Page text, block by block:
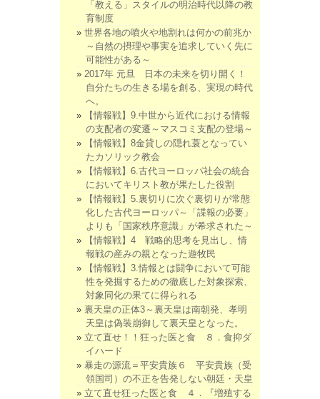
「教える」スタイルの明治時代以降の教
育制度
世界各地の噴火や地割れは何かの前兆か
～自然の摂理や事実を追求していく先に
可能性がある～
2017年 元旦 日本の未来を切り開く！
自分たちの生きる場を創る、実現の時代
へ。
【情報戦】9.中世から近代における情報
の支配者の変遷～マスコミ支配の登場～
【情報戦】8金貸しの隠れ蓑となってい
たカソリック教会
【情報戦】6.古代ヨーロッパ社会の統合
においてキリスト教が果たした役割
【情報戦】5.裏切りに次ぐ裏切りが常態
化した古代ヨーロッパ～「諜報の必要」
よりも「国家秩序意識」が希求された～
【情報戦】4 戦略的思考を見出し、情
報戦の産みの親となった遊牧民
【情報戦】3.情報とは闘争において可能
性を発掘するための徹底した対象探索、
対象同化の果てに得られる
裏天皇の正体3～裏天皇は南朝発、孝明
天皇は偽装崩御して裏天皇となった。
立て直せ！！狂った医と食 ８．食抑ダ
イハード
暴走の源流＝平安貴族６ 平安貴族（受
領国司）の不正を告発しない朝廷・天皇
立て直せ狂った医と食 ４．『増殖する